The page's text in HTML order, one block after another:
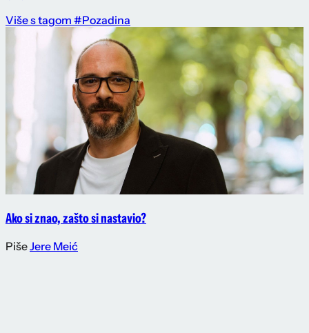
Više s tagom #Pozadina
Ako si znao, zašto si nastavio?
PišeJere Meić